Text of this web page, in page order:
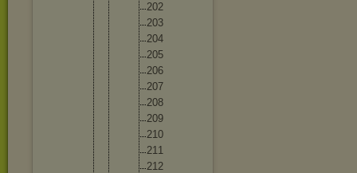
202
203
204
205
206
207
208
209
210
211
212